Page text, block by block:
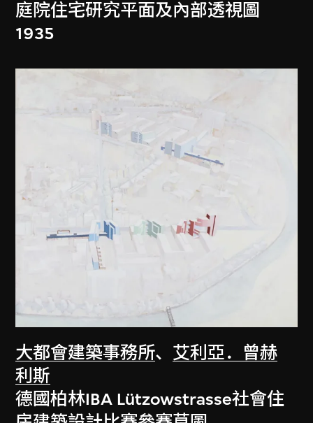
庭院住宅研究平面及內部透視圖
1935
大都會建築事務所、 艾利亞．曾赫
利斯
德國柏林IBA Lützowstrasse社會住